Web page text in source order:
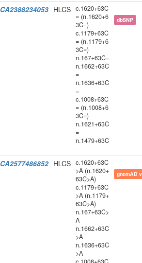
CA2388234053 HLCS c.1620+63C
= (n.1620+6
3C=)
c.1179+63C
= (n.1179+6
3C=)
n.167+63C=
n.1662+63C
=
n.1636+63C
=
c.1008+63C
= (n.1008+6
3C=)
n.1621+63C
=
n.1479+63C
=
dbSNP
CA2577486852 HLCS c.1620+63C
>A (n.1620+
63C>A)
c.1179+63C
>A (n.1179+
63C>A)
n.167+63C>
A
n.1662+63C
>A
n.1636+63C
>A
gnomAD